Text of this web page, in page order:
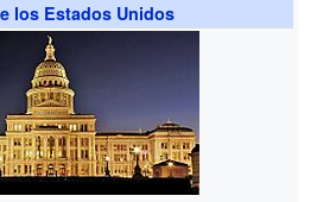
los Estados Unidos